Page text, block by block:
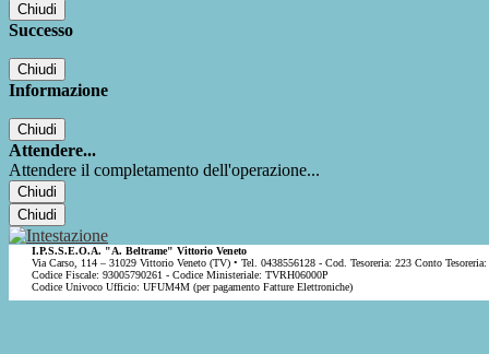
Chiudi
Successo
Chiudi
Informazione
Chiudi
Attendere...
Attendere il completamento dell'operazione...
Chiudi
Chiudi
I.P.S.S.E.O.A. "A. Beltrame" Vittorio Veneto
Via Carso, 114 – 31029 Vittorio Veneto (TV) • Tel. 0438556128 - Cod. Tesoreria: 223 Conto
Codice Fiscale: 93005790261 - Codice Ministeriale: TVRH06000P
Codice Univoco Ufficio: UFUM4M (per pagamento Fatture Elettroniche)